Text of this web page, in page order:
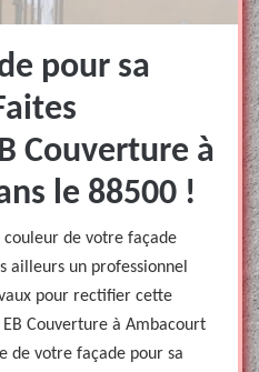
pour sa
Couverture à
le 88500 !
couleur de votre façade
ailleurs un professionnel
pour rectifier cette
Couverture à Ambacourt
de votre façade pour sa